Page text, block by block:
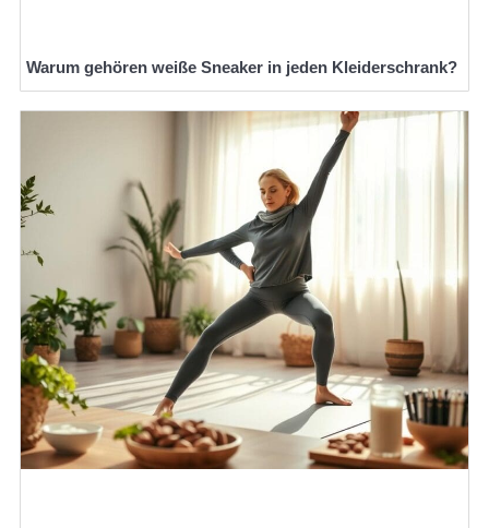
Warum gehören weiße Sneaker in jeden Kleiderschrank?